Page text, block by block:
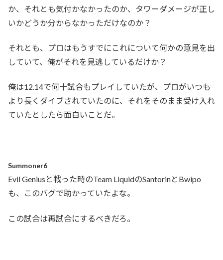
か、それとも気付かなかったのか、タワーダメージが正し
いかどうか分からなかっただけなのか？
それとも、プロはもうすでにこれについて何かの意見を出
していて、俺がそれを見逃しているだけか？
俺は12.14で何十試合もプレイしていたが、プロがいつも
より長くダイブされていたのに、それをそのまま受け入れ
ていたとしたら面白いことだ。
Summoner6
Evil Geniusと戦った時のTeam LiquidのSantorinとBwipo
も、このバグで助かっていたよな。
この試合は再試合にするべきだろ。